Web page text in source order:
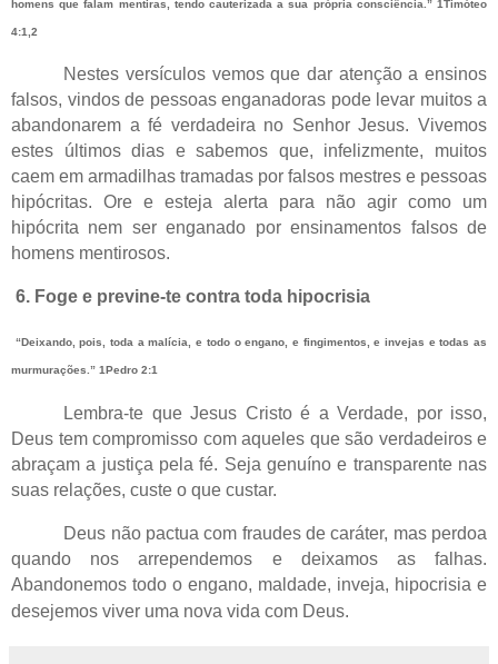
homens que falam mentiras, tendo cauterizada a sua própria consciência.” 1Timóteo
4:1,2
Nestes versículos vemos que dar atenção a ensinos
falsos, vindos de pessoas enganadoras pode levar muitos a
abandonarem a fé verdadeira no Senhor Jesus. Vivemos
estes últimos dias e sabemos que, infelizmente, muitos
caem em armadilhas tramadas por falsos mestres e pessoas
hipócritas. Ore e esteja alerta para não agir como um
hipócrita nem ser enganado por ensinamentos falsos de
homens mentirosos.
6. Foge e previne-te contra toda hipocrisia
“Deixando, pois, toda a malícia, e todo o engano, e fingimentos, e invejas e todas as
murmurações.” 1Pedro 2:1
Lembra-te que Jesus Cristo é a Verdade, por isso,
Deus tem compromisso com aqueles que são verdadeiros e
abraçam a justiça pela fé. Seja genuíno e transparente nas
suas relações, custe o que custar.
Deus não pactua com fraudes de caráter, mas perdoa
quando nos arrependemos e deixamos as falhas.
Abandonemos todo o engano, maldade, inveja, hipocrisia e
desejemos viver uma nova vida com Deus.